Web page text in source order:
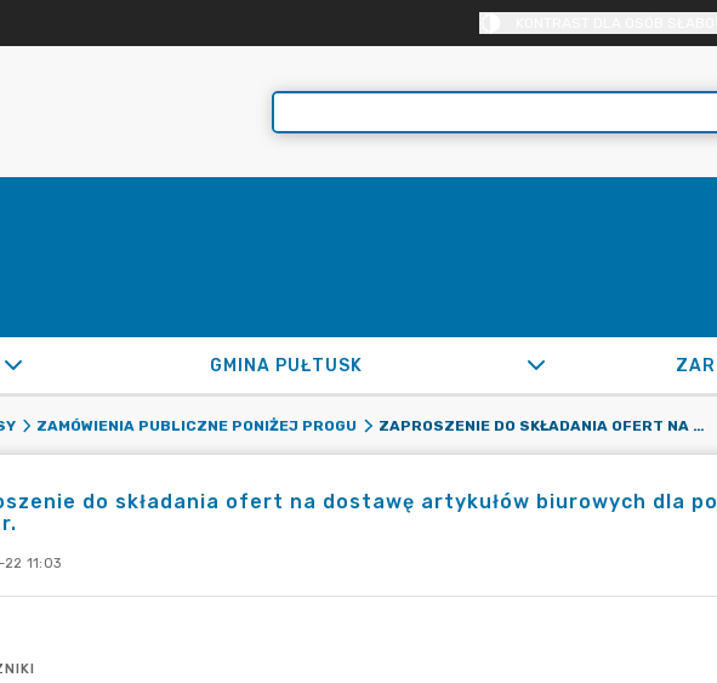
GMINA PUŁTUSK
ZAMÓWIENIA PUBLICZNE PONIŻEJ PROGU ZAPROSZENIE DO SKŁADANIA OFERT NA DOSTAWĘ ARTYKUŁÓW BIUROWYCH DLA POTRZEB UM W PUŁTUSKU W 2024 R.
do składania ofert na dostawę artykułów biurowych dla
11:03